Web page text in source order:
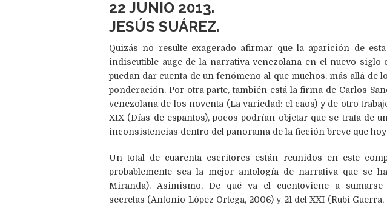
22 JUNIO 2013.
JESÚS SUÁREZ.
Quizás no resulte exagerado afirmar que la aparición de
indiscutible auge de la narrativa venezolana en el nuevo
puedan dar cuenta de un fenómeno al que muchos, más allá
ponderación. Por otra parte, también está la firma de Carlos
venezolana de los noventa (La variedad: el caos) y de otro
XIX (Días de espantos), pocos podrían objetar que se trata de
inconsistencias dentro del panorama de la ficción breve que
Un total de cuarenta escritores están reunidos en este
probablemente sea la mejor antología de narrativa que se
Miranda). Asimismo, De qué va el cuentoviene a
secretas (Antonio López Ortega, 2006) y 21 del XXI (Rubi